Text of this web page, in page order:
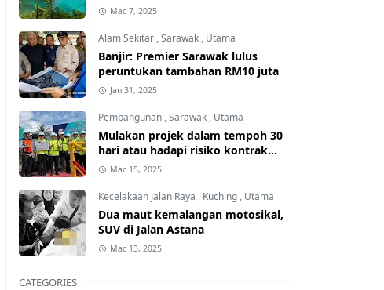
Mac 7, 2025
Alam Sekitar ,Sarawak , Utama
Banjir: Premier Sarawak lulus
peruntukan tambahan RM10 juta
Jan 31, 2025
Pembangunan ,Sarawak , Utama
Mulakan projek dalam tempoh 30
hari atau hadapi risiko kontrak
ditamatkan
Mac 15, 2025
Kecelakaan Jalan Raya , Kuching , Utama
Dua maut kemalangan motosikal,
SUV di Jalan Astana
Mac 13, 2025
CATEGORIES